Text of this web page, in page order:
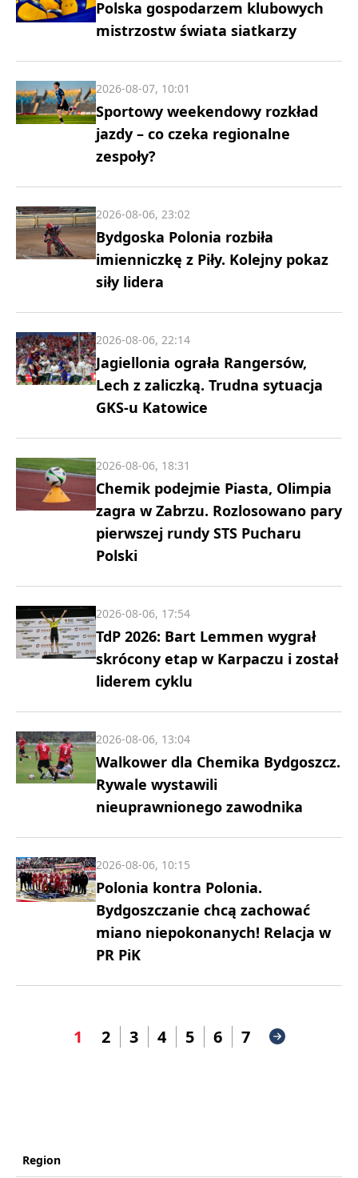
Polska gospodarzem klubowych
mistrzostw świata siatkarzy
Sportowy weekendowy rozkład
jazdy – co czeka regionalne
zespoły?
2026-08-07, 10:01
Bydgoska Polonia rozbiła
imienniczkę z Piły. Kolejny pokaz
siły lidera
2026-08-06, 23:02
Jagiellonia ograła Rangersów,
Lech z zaliczką. Trudna sytuacja
GKS-u Katowice
2026-08-06, 22:14
Chemik podejmie Piasta, Olimpia
zagra w Zabrzu. Rozlosowano pary
pierwszej rundy STS Pucharu
Polski
2026-08-06, 18:31
TdP 2026: Bart Lemmen wygrał
skrócony etap w Karpaczu i został
liderem cyklu
2026-08-06, 17:54
Walkower dla Chemika Bydgoszcz.
Rywale wystawili
nieuprawnionego zawodnika
2026-08-06, 13:04
Polonia kontra Polonia.
Bydgoszczanie chcą zachować
miano niepokonanych! Relacja w
PR PiK
2026-08-06, 10:15
1 2 3 4 5 6 7
Region